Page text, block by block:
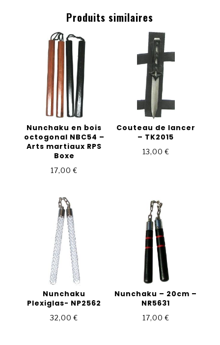
Produits similaires
Nunchaku en bois
octogonal NBC54 –
Arts martiaux RPS
Boxe
17,00€
Couteau de lancer
– TK2015
13,00€
Nunchaku
Plexiglas- NP2562
32,00€
Nunchaku – 20cm –
NR5631
17,00€